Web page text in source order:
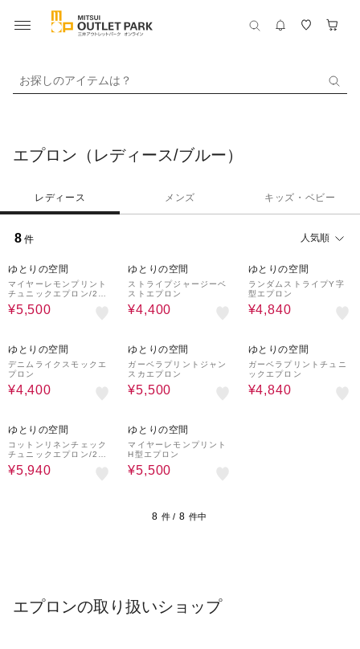
お探しのアイテムは？
エプロン（レディース/ブルー）
レディース メンズ キッズ・ベビー
8 件 人気順
ゆとりの空間
マイヤーレモンプリント
チュニックエプロン/2wa
y¥5,500
ゆとりの空間
ストライプジャージーベ
ストエプロン
¥4,400
ゆとりの空間
ランダムストライプY字
型エプロン
¥4,840
ゆとりの空間
デニムライクスモックエ
プロン
¥4,400
ゆとりの空間
ガーベラプリントジャン
スカエプロン
¥5,500
ゆとりの空間
ガーベラプリントチュニ
ックエプロン
¥4,840
ゆとりの空間
コットンリネンチェック
チュニックエプロン/2wa
y¥5,940
ゆとりの空間
マイヤーレモンプリント
H型エプロン
¥5,500
8 件 / 8 件中
エプロンの取り扱いショップ